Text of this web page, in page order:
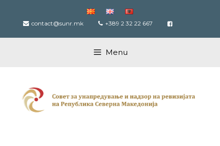
content contact@sunr.mk +389 2 32 22 667
Menu